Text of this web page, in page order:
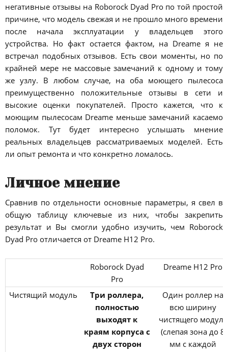
негативные отзывы на Roborock Dyad Pro по той простой
причине, что модель свежая и не прошло много времени
после начала эксплуатации у владельцев этого
устройства. Но факт остается фактом, на Dreame я не
встречал подобных отзывов. Есть свои моменты, но по
крайней мере не массовые замечаний к одному и тому
же узлу. В любом случае, на оба моющего пылесоса
преимущественно положительные отзывы в сети и
высокие оценки покупателей. Просто кажется, что к
моющим пылесосам Dreame меньше замечаний касаемо
поломок. Тут будет интересно услышать мнение
реальных владельцев рассматриваемых моделей. Есть
ли опыт ремонта и что конкретно ломалось.
Личное мнение
Сравнив по отдельности основные параметры, я свел в
общую таблицу ключевые из них, чтобы закрепить
результат и Вы смогли удобно изучить, чем Roborock
Dyad Pro отличается от Dreame H12 Pro.
Roborock Dyad
Pro
Dreame H12 Pro
Чистящий модуль
Три роллера,
полностью
выходят к
краям корпуса с
двух сторон
Один роллер на
всю ширину
чистящего модуля
(слепая зона до 8
мм с каждой